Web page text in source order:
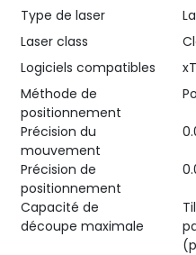
Type de laser
Laser class
Logiciels compatibles
Méthode de
positionnement
Précision du
mouvement
Précision de
positionnement
Capacité de
découpe maximale